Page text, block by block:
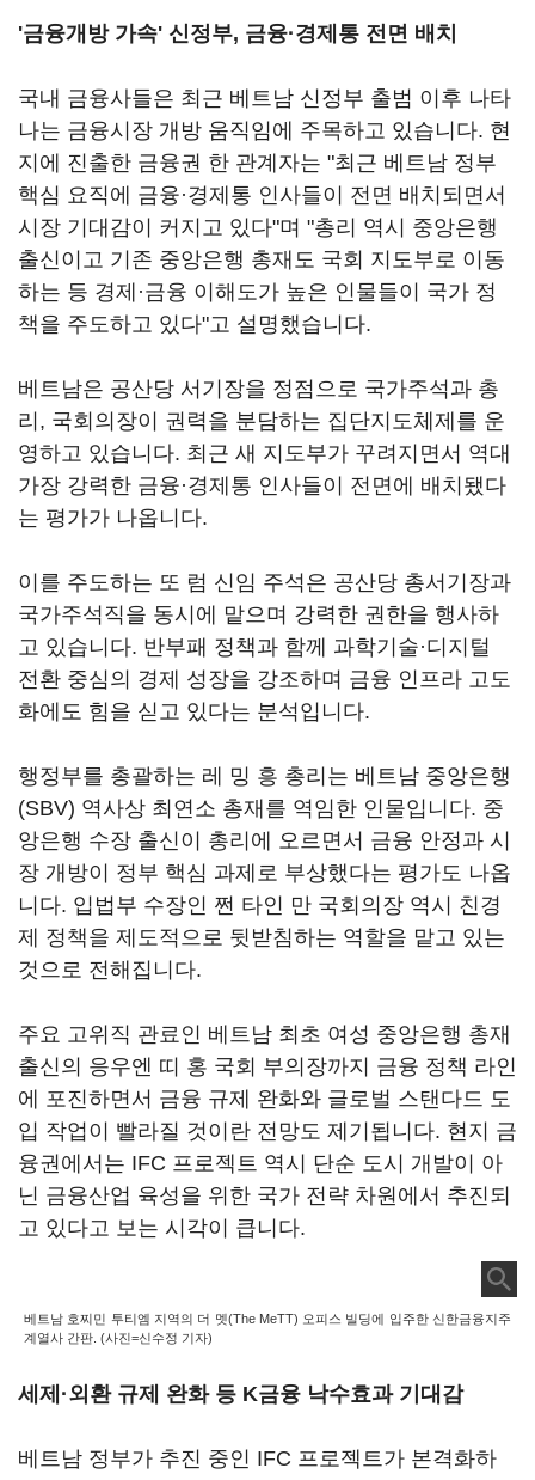
'금융개방 가속' 신정부, 금융·경제통 전면 배치
국내 금융사들은 최근 베트남 신정부 출범 이후 나타
나는 금융시장 개방 움직임에 주목하고 있습니다. 현
지에 진출한 금융권 한 관계자는 "최근 베트남 정부
핵심 요직에 금융·경제통 인사들이 전면 배치되면서
시장 기대감이 커지고 있다"며 "총리 역시 중앙은행
출신이고 기존 중앙은행 총재도 국회 지도부로 이동
하는 등 경제·금융 이해도가 높은 인물들이 국가 정
책을 주도하고 있다"고 설명했습니다.
베트남은 공산당 서기장을 정점으로 국가주석과 총
리, 국회의장이 권력을 분담하는 집단지도체제를 운
영하고 있습니다. 최근 새 지도부가 꾸려지면서 역대
가장 강력한 금융·경제통 인사들이 전면에 배치됐다
는 평가가 나옵니다.
이를 주도하는 또 럼 신임 주석은 공산당 총서기장과
국가주석직을 동시에 맡으며 강력한 권한을 행사하
고 있습니다. 반부패 정책과 함께 과학기술·디지털
전환 중심의 경제 성장을 강조하며 금융 인프라 고도
화에도 힘을 싣고 있다는 분석입니다.
행정부를 총괄하는 레 밍 흥 총리는 베트남 중앙은행
(SBV) 역사상 최연소 총재를 역임한 인물입니다. 중
앙은행 수장 출신이 총리에 오르면서 금융 안정과 시
장 개방이 정부 핵심 과제로 부상했다는 평가도 나옵
니다. 입법부 수장인 쩐 타인 만 국회의장 역시 친경
제 정책을 제도적으로 뒷받침하는 역할을 맡고 있는
것으로 전해집니다.
주요 고위직 관료인 베트남 최초 여성 중앙은행 총재
출신의 응우엔 띠 홍 국회 부의장까지 금융 정책 라인
에 포진하면서 금융 규제 완화와 글로벌 스탠다드 도
입 작업이 빨라질 것이란 전망도 제기됩니다. 현지 금
융권에서는 IFC 프로젝트 역시 단순 도시 개발이 아
닌 금융산업 육성을 위한 국가 전략 차원에서 추진되
고 있다고 보는 시각이 큽니다.
베트남 호찌민 투티엠 지역의 더 멧(The MeTT) 오피스 빌딩에 입주한 신한금융지주
계열사 간판. (사진=신수정 기자)
세제·외환 규제 완화 등 K금융 낙수효과 기대감
베트남 정부가 추진 중인 IFC 프로젝트가 본격화하